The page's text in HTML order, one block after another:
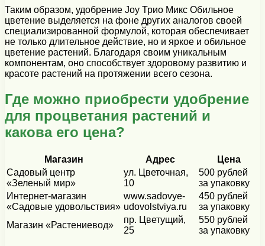
Таким образом, удобрение Joy Трио Микс Обильное
цветение выделяется на фоне других аналогов своей
специализированной формулой, которая обеспечивает
не только длительное действие, но и яркое и обильное
цветение растений. Благодаря своим уникальным
компонентам, оно способствует здоровому развитию и
красоте растений на протяжении всего сезона.
Где можно приобрести удобрение
для процветания растений и
какова его цена?
Магазин Адрес
Цена
Садовый центр
«Зеленый мир»
ул. Цветочная,
10
500 рублей
за упаковку
Интернет-магазин
«Садовые удовольствия»
www.sadovye-
udovolstviya.ru
450 рублей
за упаковку
Магазин «Растениевод»
пр. Цветущий,
25
550 рублей
за упаковку